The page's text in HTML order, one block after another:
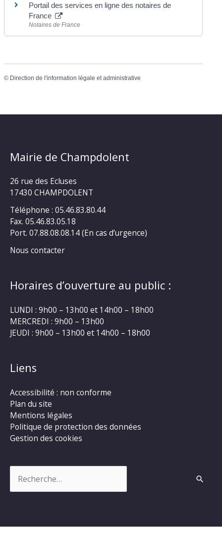
Portail des services en ligne des notaires de
France
Notaires de France
© Direction de l'information légale et administrative
Mairie de Champdolent
26 rue des Ecluses
17430 CHAMPDOLENT
Téléphone : 05.46.83.80.44
Fax. 05.46.83.05.18
Port. 07.88.08.08.14 (En cas d’urgence)
Nous contacter
Horaires d’ouverture au public :
LUNDI : 9h00 – 13h00 et 14h00 – 18h00
MERCREDI : 9h00 – 13h00
JEUDI : 9h00 – 13h00 et 14h00 – 18h00
Liens
Accessibilité : non conforme
Plan du site
Mentions légales
Politique de protection des données
Gestion des cookies